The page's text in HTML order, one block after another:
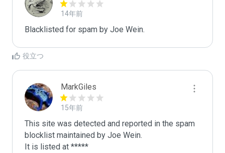
14年前
Blacklisted for spam by Joe Wein.
役立つ
MarkGiles
15年前
This site was detected and reported in the spam
blocklist maintained by Joe Wein.
It is listed at *****